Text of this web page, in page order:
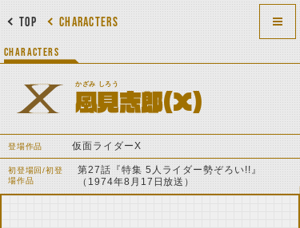
CHARACTERS
TOP
CHARACTERS
かざみ しろう
風見志郎（X）
登場作品 仮面ライダーX
初登場回/初登
場作品
第27話『特集 5人ライダー勢ぞろい!!』
（1974年8月17日放送）